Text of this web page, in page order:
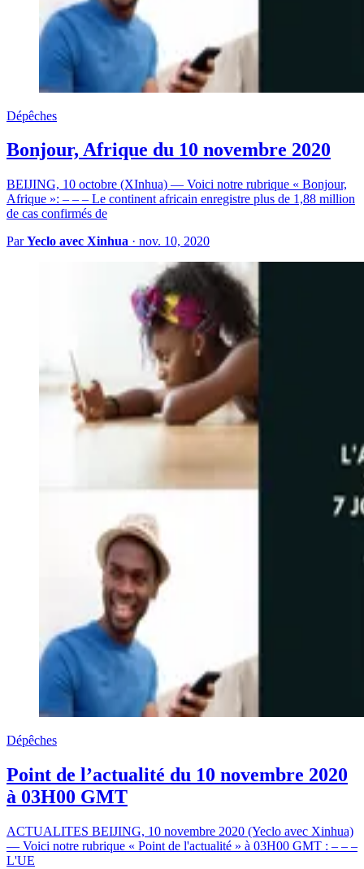
Dépêches
Bonjour, Afrique du 10 novembre 2020
BEIJING, 10 octobre (XInhua) — Voici notre rubrique « Bonjour,
Afrique »: – – – Le continent africain enregistre plus de 1,88 million
de cas confirmés de
ParYeclo avec Xinhua · nov. 10, 2020
Dépêches
Point de l’actualité du 10 novembre 2020
à 03H00 GMT
ACTUALITES BEIJING, 10 novembre 2020 (Yeclo avec Xinhua)
— Voici notre rubrique « Point de l'actualité » à 03H00 GMT : – – –
L'UE